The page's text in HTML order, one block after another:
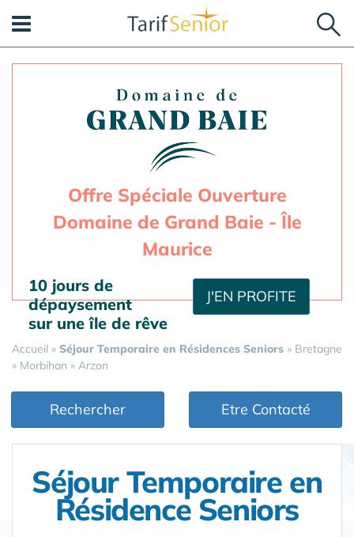
Offre Spéciale Ouverture
Domaine de Grand Baie - Île
Maurice
J'EN PROFITE
10 jours de
dépaysement
sur une île de rêve
Accueil » Séjour Temporaire en Résidences Seniors » Bretagne
» Morbihan » Arzon
Rechercher Etre Contacté
Séjour Temporaire en
Résidence Seniors